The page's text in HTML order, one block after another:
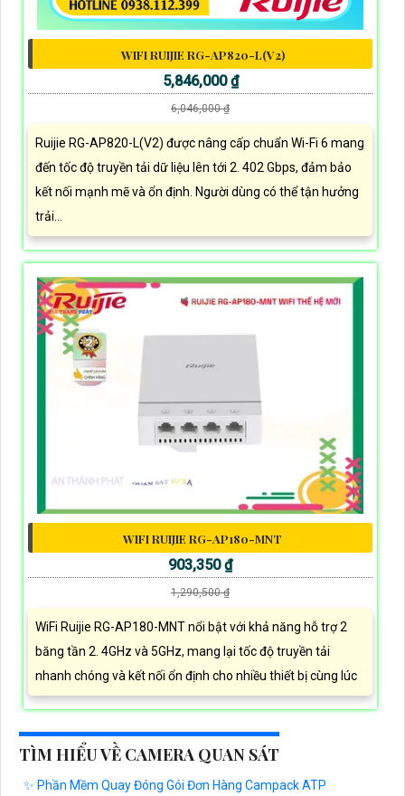
WIFI RUIJIE RG-AP820-L(V2)
5,846,000 ₫
6,046,000 ₫
Ruijie RG-AP820-L(V2) được nâng cấp chuẩn Wi-Fi 6 mang
đến tốc độ truyền tải dữ liệu lên tới 2. 402 Gbps, đảm bảo
kết nối mạnh mẽ và ổn định. Người dùng có thể tận hưởng
trải...
WIFI RUIJIE RG-AP180-MNT
903,350 ₫
1,290,500 ₫
WiFi Ruijie RG-AP180-MNT nổi bật với khả năng hỗ trợ 2
băng tần 2. 4GHz và 5GHz, mang lại tốc độ truyền tải
nhanh chóng và kết nối ổn định cho nhiều thiết bị cùng lúc
TÌM HIỂU VỀ CAMERA QUAN SÁT
✨ Phần Mềm Quay Đóng Gói Đơn Hàng Campack ATP